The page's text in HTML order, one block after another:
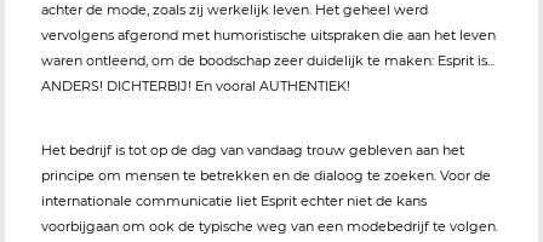
achter de mode, zoals zij werkelijk leven. Het geheel werd
vervolgens afgerond met humoristische uitspraken die aan het leven
waren ontleend, om de boodschap zeer duidelijk te maken: Esprit is...
ANDERS! DICHTERBIJ! En vooral AUTHENTIEK!
Het bedrijf is tot op de dag van vandaag trouw gebleven aan het
principe om mensen te betrekken en de dialoog te zoeken. Voor de
internationale communicatie liet Esprit echter niet de kans
voorbijgaan om ook de typische weg van een modebedrijf te volgen.